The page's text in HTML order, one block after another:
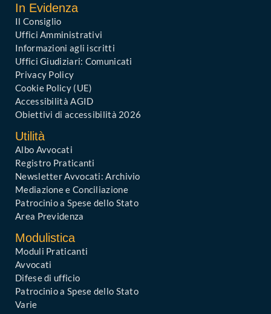
In Evidenza
Il Consiglio
Uffici Amministrativi
Informazioni agli iscritti
Uffici Giudiziari: Comunicati
Privacy Policy
Cookie Policy (UE)
Accessibilità AGID
Obiettivi di accessibilità 2026
Utilità
Albo Avvocati
Registro Praticanti
Newsletter Avvocati: Archivio
Mediazione e Conciliazione
Patrocinio a Spese dello Stato
Area Previdenza
Modulistica
Moduli Praticanti
Avvocati
Difese di ufficio
Patrocinio a Spese dello Stato
Varie